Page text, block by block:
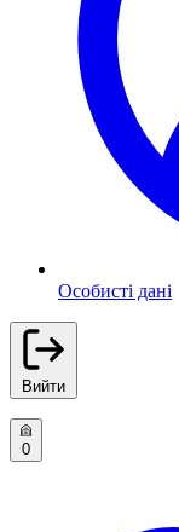
Особисті дані
Вийти
0